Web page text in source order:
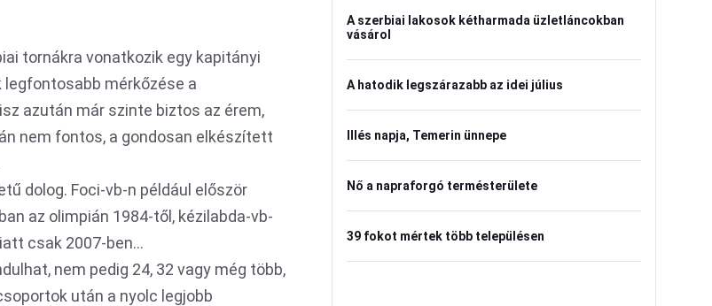
tornákra vonatkozik egy kapitányi
legfontosabb mérkőzése a
azután már szinte biztos az érem,
nem fontos, a gondosan elkészített
dolog. Foci-vb-n például először
az olimpián 1984-től, kézilabda-vb-
csak 2007-ben…
nem pedig 24, 32 vagy még több,
után a nyolc legjobb
A szerbiai lakosok kétharmada üzletláncokban
vásárol
A hatodik legszárazabb az idei július
Illés napja, Temerin ünnepe
Nő a napraforgó termésterülete
39 fokot mértek több településen